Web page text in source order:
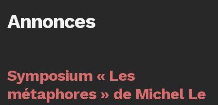
Annonces
Symposium « Les
métaphores » de Michel Le